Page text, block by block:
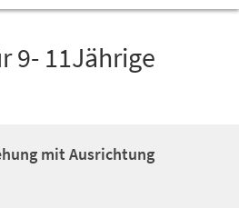
9- 11Jährige
mit Ausrichtung